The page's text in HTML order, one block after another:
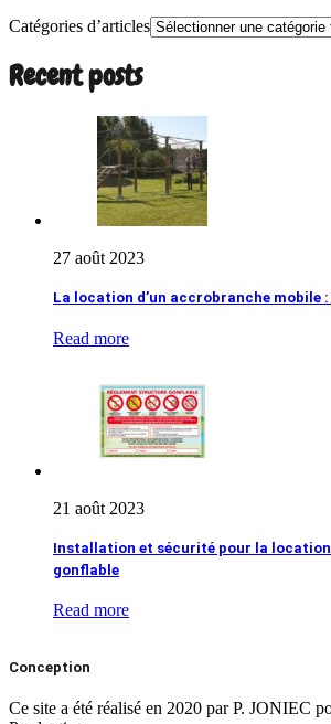
Catégories d’articles
Recent posts
27 août 2023
La location d’un accrobranche mobile
Read more
21 août 2023
Installation et sécurité pour la
gonflable
Read more
Conception
Ce site a été réalisé en 2020 par P. JONIEC